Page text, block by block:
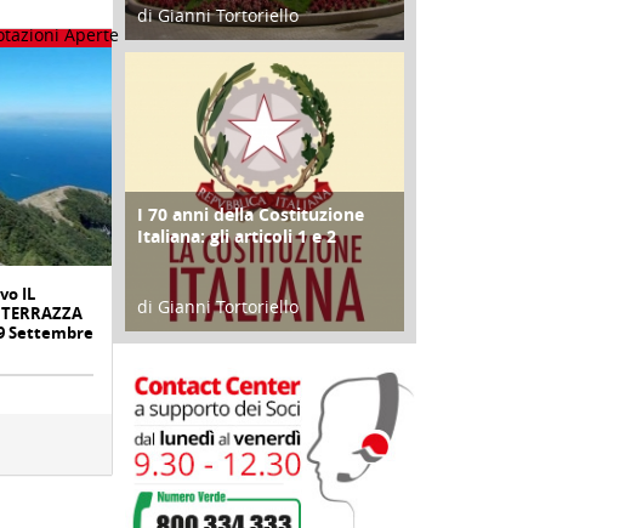
IL
Settembre
di Gianni Tortoriello
16 Febbraio 2018
FOCUS
I 70 anni della Costituzione
Italiana: gli articoli 1 e 2
di Gianni Tortoriello
17 Marzo 2018